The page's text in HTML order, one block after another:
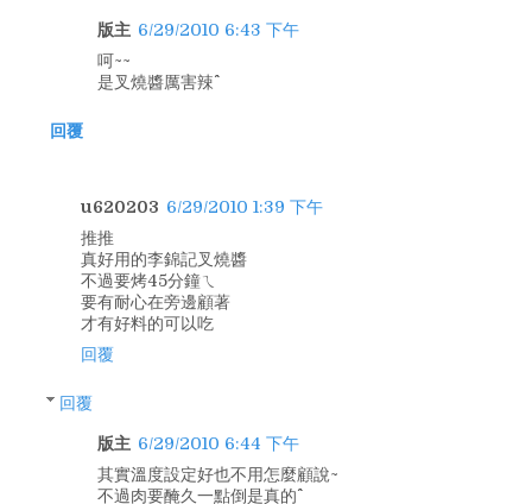
版主 6/29/2010 6:43 下午
呵~~
是叉燒醬厲害辣^^
回覆
u620203 6/29/2010 1:39 下午
推推
真好用的李錦記叉燒醬
不過要烤45分鐘ㄟ
要有耐心在旁邊顧著
才有好料的可以吃
回覆
回覆
版主 6/29/2010 6:44 下午
其實溫度設定好也不用怎麼顧說~
不過肉要醃久一點倒是真的^^